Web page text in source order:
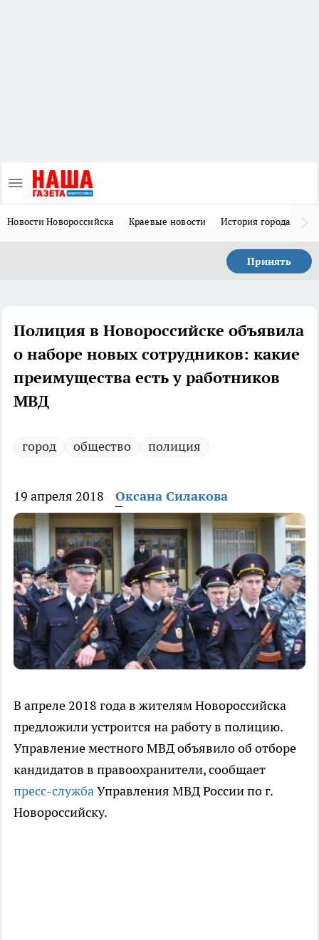
Новости Новороссийска Краевые новости История города Н
Принять
Полиция в Новороссийске объявила
о наборе новых сотрудников: какие
преимущества есть у работников
МВД
город общество полиция
19 апреля 2018 Оксана Силакова
В апреле 2018 года в жителям Новороссийска
предложили устроится на работу в полицию.
Управление местного МВД объявило об отборе
кандидатов в правоохранители, сообщает
пресс-службаУправления МВД России по г.
Новороссийску.